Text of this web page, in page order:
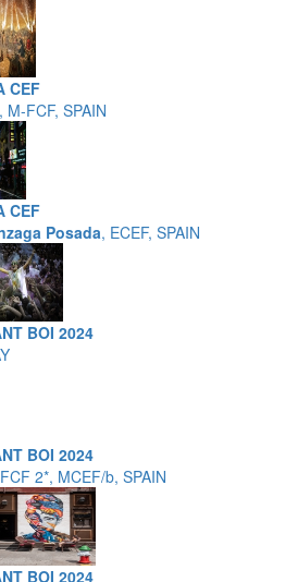
CEF
, M-FCF, SPAIN
CEF
Posada, ECEF, SPAIN
BOI 2024
BOI 2024
2*, MCEF/b, SPAIN
BOI 2024